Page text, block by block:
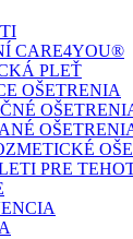
CARE4YOU®
PLEŤ
OŠETRENIA
PRE